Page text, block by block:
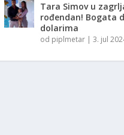
Tara Simov u
rođendan! Bogata
dolarima
od piplmetar| 3. jul